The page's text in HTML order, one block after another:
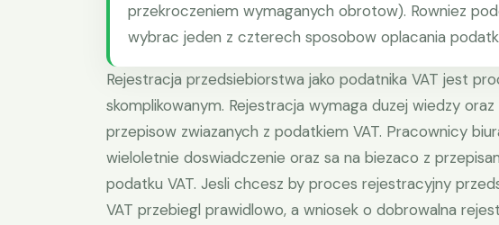
przekroczeniem wymaganych obrotow). Rowniez
wybrac jeden z czterech sposobow oplacania
Rejestracja przedsiebiorstwa jako podatnika VAT jest
skomplikowanym. Rejestracja wymaga duzej wiedzy
przepisow zwiazanych z podatkiem VAT. Pracownicy
wieloletnie doswiadczenie oraz sa na biezaco z
podatku VAT. Jesli chcesz by proces rejestracyjny
VAT przebiegl prawidlowo, a wniosek o dobrowalna